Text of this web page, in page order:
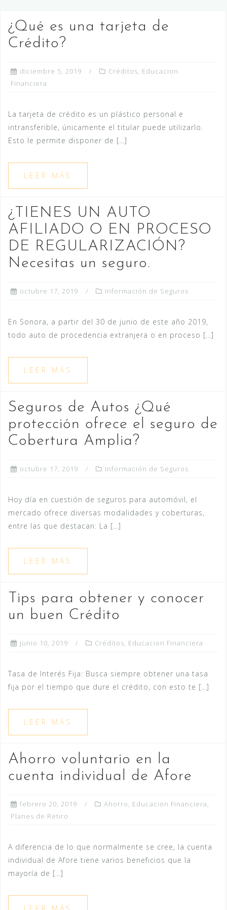
¿Qué es una tarjeta de
Crédito?
diciembre 5, 2019 Créditos Educacion
Financiera
La tarjeta de crédito es un plástico personal e
intransferible, únicamente el titular puede utilizarlo.
Esto le permite disponer de […]
LEER MÁS
¿TIENES UN AUTO
AFILIADO O EN PROCESO
DE REGULARIZACIÓN?
Necesitas un seguro.
octubre 17, 2019 Información de Seguros
En Sonora, a partir del 30 de junio de este año 2019,
todo auto de procedencia extranjera o en proceso […]
LEER MÁS
Seguros de Autos ¿Qué
protección ofrece el seguro de
Cobertura Amplia?
octubre 17, 2019 Información de Seguros
Hoy día en cuestión de seguros para automóvil, el
mercado ofrece diversas modalidades y coberturas,
entre las que destacan: La […]
LEER MÁS
Tips para obtener y conocer
un buen Crédito
junio 10, 2019 Créditos Educacion Financiera
Tasa de Interés Fija: Busca siempre obtener una tasa
fija por el tiempo que dure el crédito, con esto te […]
LEER MÁS
Ahorro voluntario en la
cuenta individual de Afore
febrero 20, 2019 Ahorro Educacion Financiera
Planes de Retiro
A diferencia de lo que normalmente se cree, la cuenta
individual de Afore tiene varios beneficios que la
mayoría de […]
LEER MÁS